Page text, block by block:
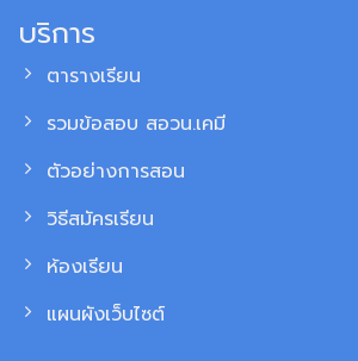
บริการ
ตารางเรียน
รวมข้อสอบ สอวน.เคมี
ตัวอย่างการสอน
วิธีสมัครเรียน
ห้องเรียน
แผนผังเว็บไซต์